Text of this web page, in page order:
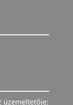
üzemeltetője: